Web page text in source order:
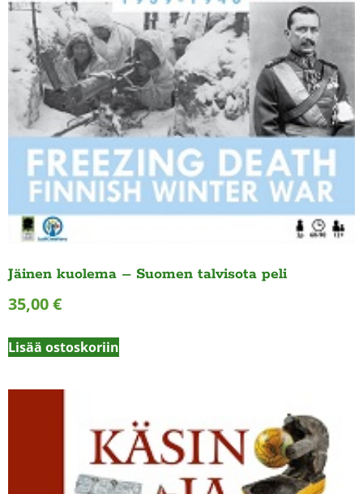
Jäinen kuolema – Suomen talvisota peli
35,00€
Lisää ostoskoriin